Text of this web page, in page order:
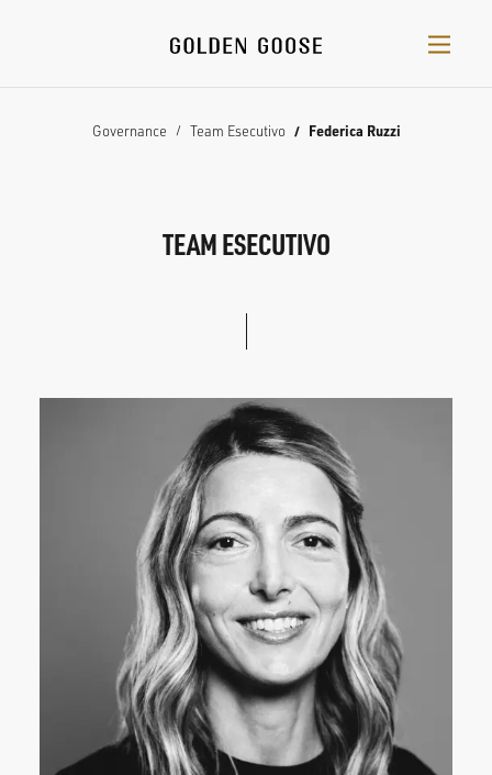
Governance Team Esecutivo Federica Ruzzi
TEAM ESECUTIVO